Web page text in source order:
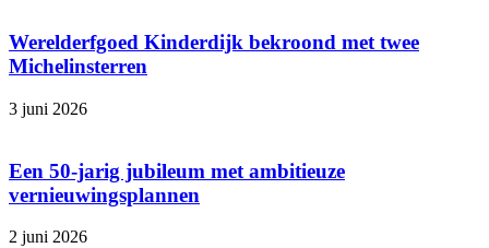
Werelderfgoed Kinderdijk bekroond met twee
Michelinsterren
3 juni 2026
Een 50-jarig jubileum met ambitieuze
vernieuwingsplannen
2 juni 2026